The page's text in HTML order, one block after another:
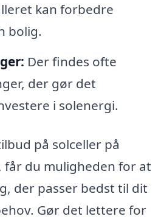
kan forbedre
bolig.
Der findes ofte
der gør det
i solenergi.
på solceller på
får du muligheden for at
der passer bedst til dit
Gør det lettere for